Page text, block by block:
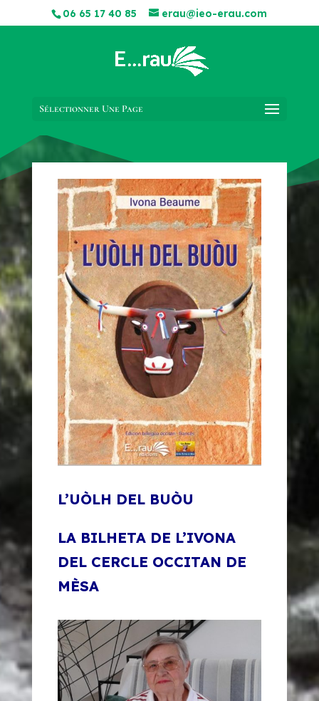
06 65 17 40 85 erau@ieo-erau.com
Sélectionner Une Page
L’UÒLH DEL BUÒU
LA BILHETA DE L’IVONA
DEL CERCLE OCCITAN DE
MÈSA